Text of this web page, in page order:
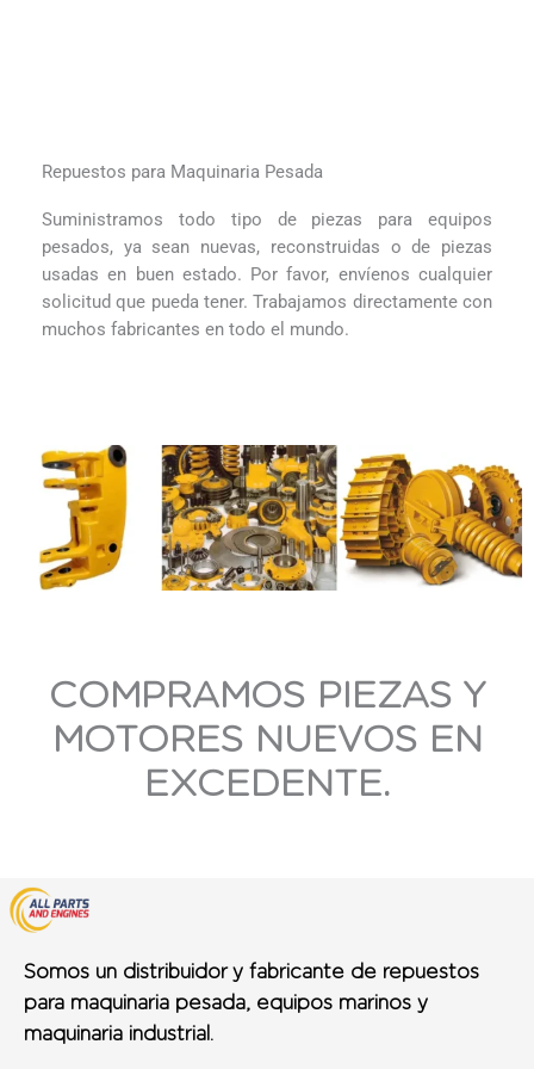
Repuestos para Maquinaria Pesada
Suministramos todo tipo de piezas para equipos
pesados, ya sean nuevas, reconstruidas o de piezas
usadas en buen estado. Por favor, envíenos cualquier
solicitud que pueda tener. Trabajamos directamente con
muchos fabricantes en todo el mundo.
COMPRAMOS PIEZAS Y
MOTORES NUEVOS EN
EXCEDENTE.
Somos un distribuidor y fabricante de repuestos
para maquinaria pesada, equipos marinos y
maquinaria industrial.